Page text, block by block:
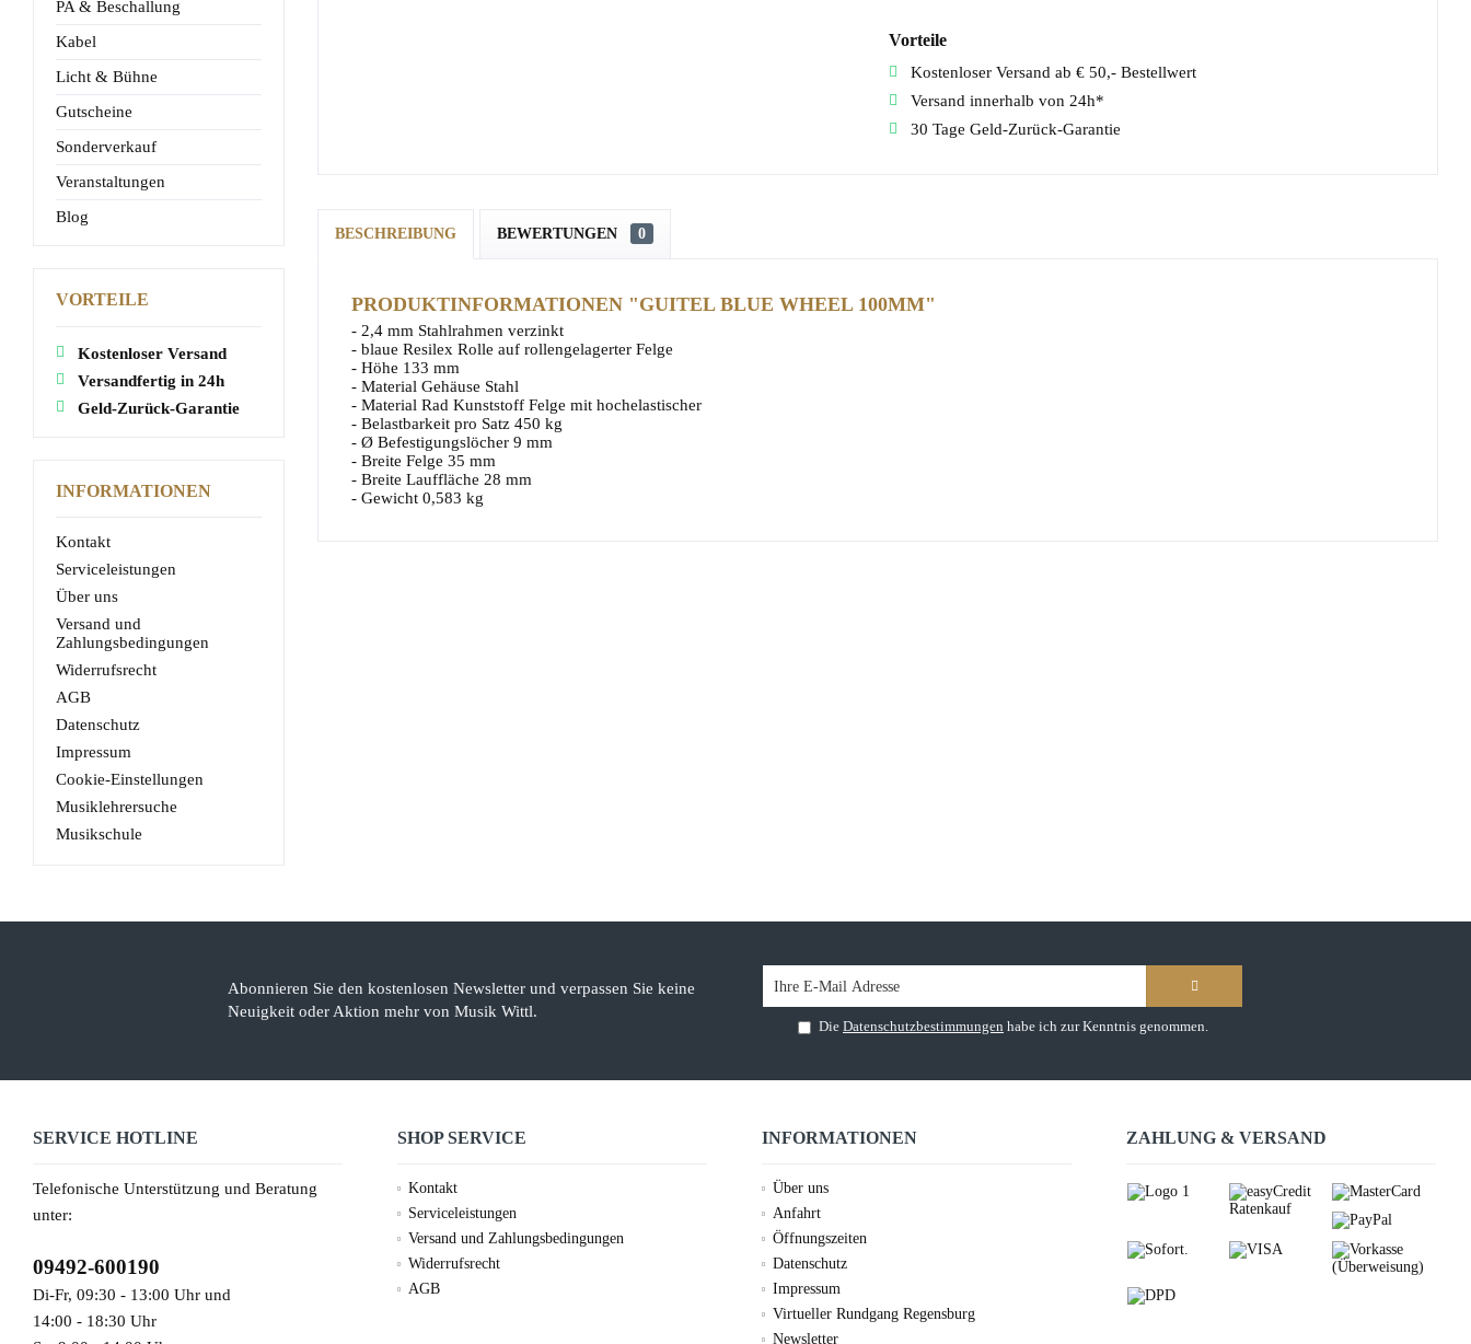
PA & Beschallung
Kabel
Licht & Bühne
Gutscheine
Sonderverkauf
Veranstaltungen
Blog
VORTEILE
Kostenloser Versand
Versandfertig in 24h
Geld-Zurück-Garantie
INFORMATIONEN
Kontakt
Serviceleistungen
Über uns
Versand und
Zahlungsbedingungen
Widerrufsrecht
AGB
Datenschutz
Impressum
Cookie-Einstellungen
Musiklehrersuche
Musikschule
Vorteile
Kostenloser Versand ab € 50,- Bestellwert
Versand innerhalb von 24h*
30 Tage Geld-Zurück-Garantie
BESCHREIBUNG BEWERTUNGEN 0
PRODUKTINFORMATIONEN "GUITEL BLUE WHEEL 100MM"
- 2,4 mm Stahlrahmen verzinkt
- blaue Resilex Rolle auf rollengelagerter Felge
- Höhe 133 mm
- Material Gehäuse Stahl
- Material Rad Kunststoff Felge mit hochelastischer
- Belastbarkeit pro Satz 450 kg
- Ø Befestigungslöcher 9 mm
- Breite Felge 35 mm
- Breite Lauffläche 28 mm
- Gewicht 0,583 kg
Abonnieren Sie den kostenlosen Newsletter und verpassen Sie keine
Neuigkeit oder Aktion mehr von Musik Wittl.
Die Datenschutzbestimmungen habe ich zur Kenntnis genommen.
SERVICE HOTLINE
Telefonische Unterstützung und Beratung
unter:
09492-600190
Di-Fr, 09:30 - 13:00 Uhr und
14:00 - 18:30 Uhr
SHOP SERVICE
Kontakt
Serviceleistungen
Versand und Zahlungsbedingungen
Widerrufsrecht
AGB
INFORMATIONEN
Über uns
Anfahrt
Öffnungszeiten
Datenschutz
Impressum
Virtueller Rundgang Regensburg
Newsletter
ZAHLUNG & VERSAND